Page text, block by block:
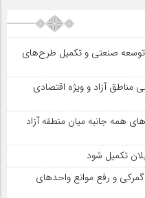
صنعتی و تکمیل طرح‌های
مناطق آزاد و ویژه اقتصادی
همه جانبه میان منطقه آزاد
تکمیل شود
و رفع موانع واحدهای